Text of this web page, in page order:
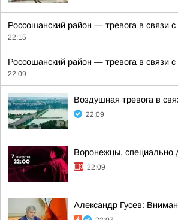
Россошанский район — тревога в связи
22:15
Россошанский район — тревога в связи
22:09
Воздушная тревога в
22:09
Воронежцы, специально
22:09
Александр Гусев: